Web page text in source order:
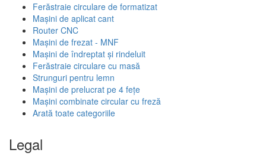
Ferăstraie circulare de formatizat
Mașini de aplicat cant
Router CNC
Mașini de frezat - MNF
Mașini de îndreptat și rindeluit
Ferăstraie circulare cu masă
Strunguri pentru lemn
Mașini de prelucrat pe 4 fețe
Mașini combinate circular cu freză
Arată toate categoriile
Legal